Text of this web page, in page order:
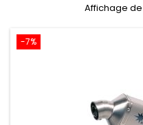
Affichage de
-7%